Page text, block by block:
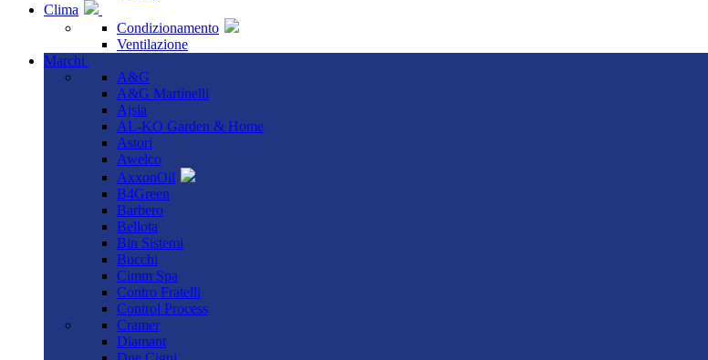
Clima
Condizionamento
Ventilazione
Marchi
A&G
A&G Martinelli
Ajsia
AL-KO Garden & Home
Astori
Awelco
AxxonOil
B4Green
Barbero
Bellota
Bin Sistemi
Bucchi
Cimm Spa
Contro Fratelli
Control Process
Cramer
Diamant